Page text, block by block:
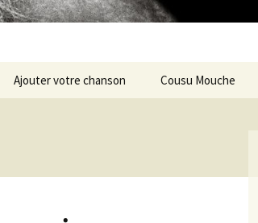
Ajouter votre chanson Cousu Mouche